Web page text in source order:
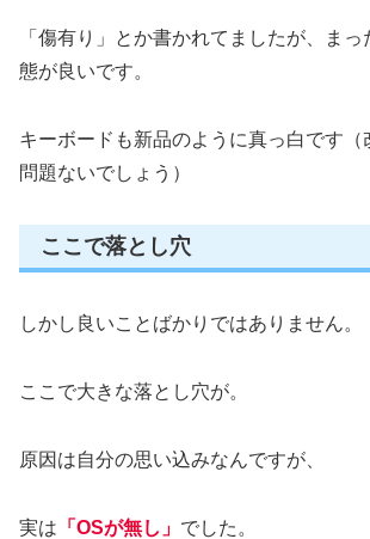
「傷有り」とか書かれてましたが、ま
態が良いです。
キーボードも新品のように真っ白です（
問題ないでしょう）
ここで落とし穴
しかし良いことばかりではありません。
ここで大きな落とし穴が。
原因は自分の思い込みなんですが、
実は 「OSが無し」 でした。